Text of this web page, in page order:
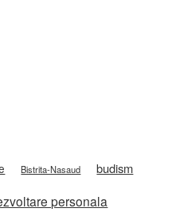
Bistrita-Nasaud budism
personala